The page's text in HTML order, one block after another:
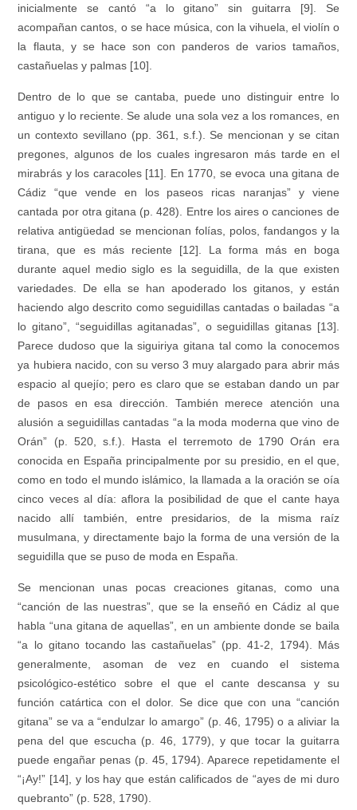
inicialmente se cantó “a lo gitano” sin guitarra [9]. Se
acompañan cantos, o se hace música, con la vihuela, el violín o
la flauta, y se hace son con panderos de varios tamaños,
castañuelas y palmas [10].
Dentro de lo que se cantaba, puede uno distinguir entre lo
antiguo y lo reciente. Se alude una sola vez a los romances, en
un contexto sevillano (pp. 361, s.f.). Se mencionan y se citan
pregones, algunos de los cuales ingresaron más tarde en el
mirabrás y los caracoles [11]. En 1770, se evoca una gitana de
Cádiz “que vende en los paseos ricas naranjas” y viene
cantada por otra gitana (p. 428). Entre los aires o canciones de
relativa antigüedad se mencionan folías, polos, fandangos y la
tirana, que es más reciente [12]. La forma más en boga
durante aquel medio siglo es la seguidilla, de la que existen
variedades. De ella se han apoderado los gitanos, y están
haciendo algo descrito como seguidillas cantadas o bailadas “a
lo gitano”, “seguidillas agitanadas”, o seguidillas gitanas [13].
Parece dudoso que la siguiriya gitana tal como la conocemos
ya hubiera nacido, con su verso 3 muy alargado para abrir más
espacio al quejío; pero es claro que se estaban dando un par
de pasos en esa dirección. También merece atención una
alusión a seguidillas cantadas “a la moda moderna que vino de
Orán” (p. 520, s.f.). Hasta el terremoto de 1790 Orán era
conocida en España principalmente por su presidio, en el que,
como en todo el mundo islámico, la llamada a la oración se oía
cinco veces al día: aflora la posibilidad de que el cante haya
nacido allí también, entre presidarios, de la misma raíz
musulmana, y directamente bajo la forma de una versión de la
seguidilla que se puso de moda en España.
Se mencionan unas pocas creaciones gitanas, como una
“canción de las nuestras”, que se la enseñó en Cádiz al que
habla “una gitana de aquellas”, en un ambiente donde se baila
“a lo gitano tocando las castañuelas” (pp. 41-2, 1794). Más
generalmente, asoman de vez en cuando el sistema
psicológico-estético sobre el que el cante descansa y su
función catártica con el dolor. Se dice que con una “canción
gitana” se va a “endulzar lo amargo” (p. 46, 1795) o a aliviar la
pena del que escucha (p. 46, 1779), y que tocar la guitarra
puede engañar penas (p. 45, 1794). Aparece repetidamente el
“¡Ay!” [14], y los hay que están calificados de “ayes de mi duro
quebranto” (p. 528, 1790).